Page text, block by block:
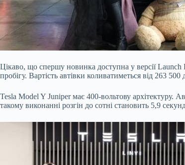
Цікаво, що спершу новинка доступна у версії
пробігу. Вартість автівки коливатиметься від 263
Tesla Model Y Juniper має 400-вольтову архітектуру.
такому виконанні розгін до сотні становить 5,9